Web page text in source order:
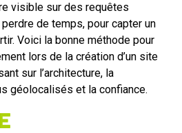
visible sur des requêtes
de temps, pour capter un
Voici la bonne méthode pour
lors de la création d’un site
sur l’architecture, la
géolocalisés et la confiance.